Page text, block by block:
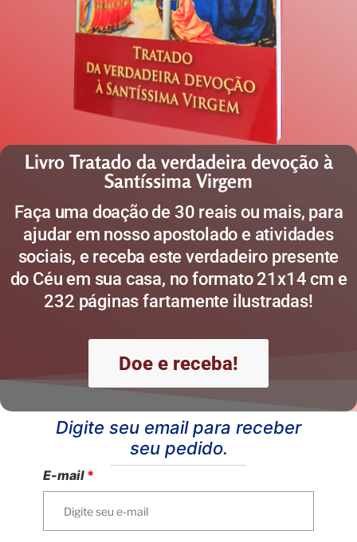
Livro Tratado da verdadeira devoção à
Santíssima Virgem
Faça uma doação de 30 reais ou mais, para
ajudar em nosso apostolado e atividades
sociais, e receba este verdadeiro presente
do Céu em sua casa, no formato 21x14 cm e
232 páginas fartamente ilustradas!
Doe e receba!
Digite seu email para receber
seu pedido.
E-mail *